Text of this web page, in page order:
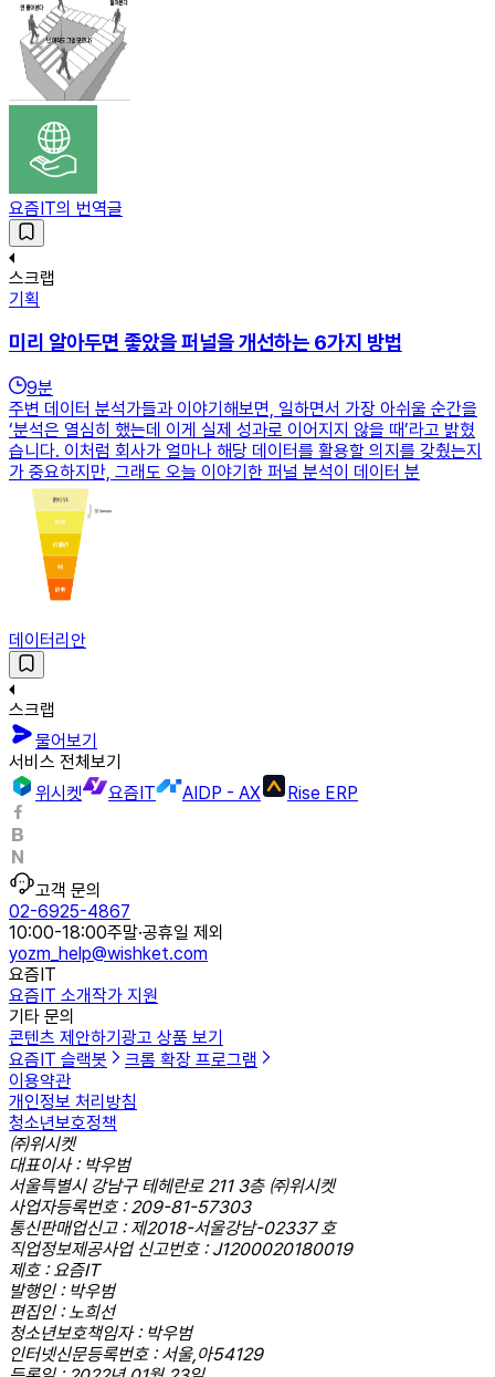
요즘IT의 번역글
스크랩
기획
미리 알아두면 좋았을 퍼널을 개선하는 6가지 방법
9분
주변 데이터 분석가들과 이야기해보면, 일하면서 가장 아쉬울 순간을
‘분석은 열심히 했는데 이게 실제 성과로 이어지지 않을 때’라고 밝혔
습니다. 이처럼 회사가 얼마나 해당 데이터를 활용할 의지를 갖췄는지
가 중요하지만, 그래도 오늘 이야기한 퍼널 분석이 데이터 분
데이터리안
스크랩
물어보기
서비스 전체보기
위시켓
요즘IT AIDP - AX Rise ERP
고객 문의
02-6925-4867
10:00-18:00주말·공휴일 제외
yozm_help@wishket.com
요즘IT
요즘IT 소개작가 지원
기타 문의
콘텐츠 제안하기 광고 상품 보기
요즘IT 슬랙봇
크롬 확장 프로그램
이용약관
개인정보 처리방침
청소년보호정책
㈜위시켓
대표이사 : 박우범
서울특별시 강남구 테헤란로 211 3층 ㈜위시켓
사업자등록번호 : 209-81-57303
통신판매업신고 : 제2018-서울강남-02337 호
직업정보제공사업 신고번호 : J1200020180019
제호 : 요즘IT
발행인 : 박우범
편집인 : 노희선
청소년보호책임자 : 박우범
인터넷신문등록번호 : 서울,아54129